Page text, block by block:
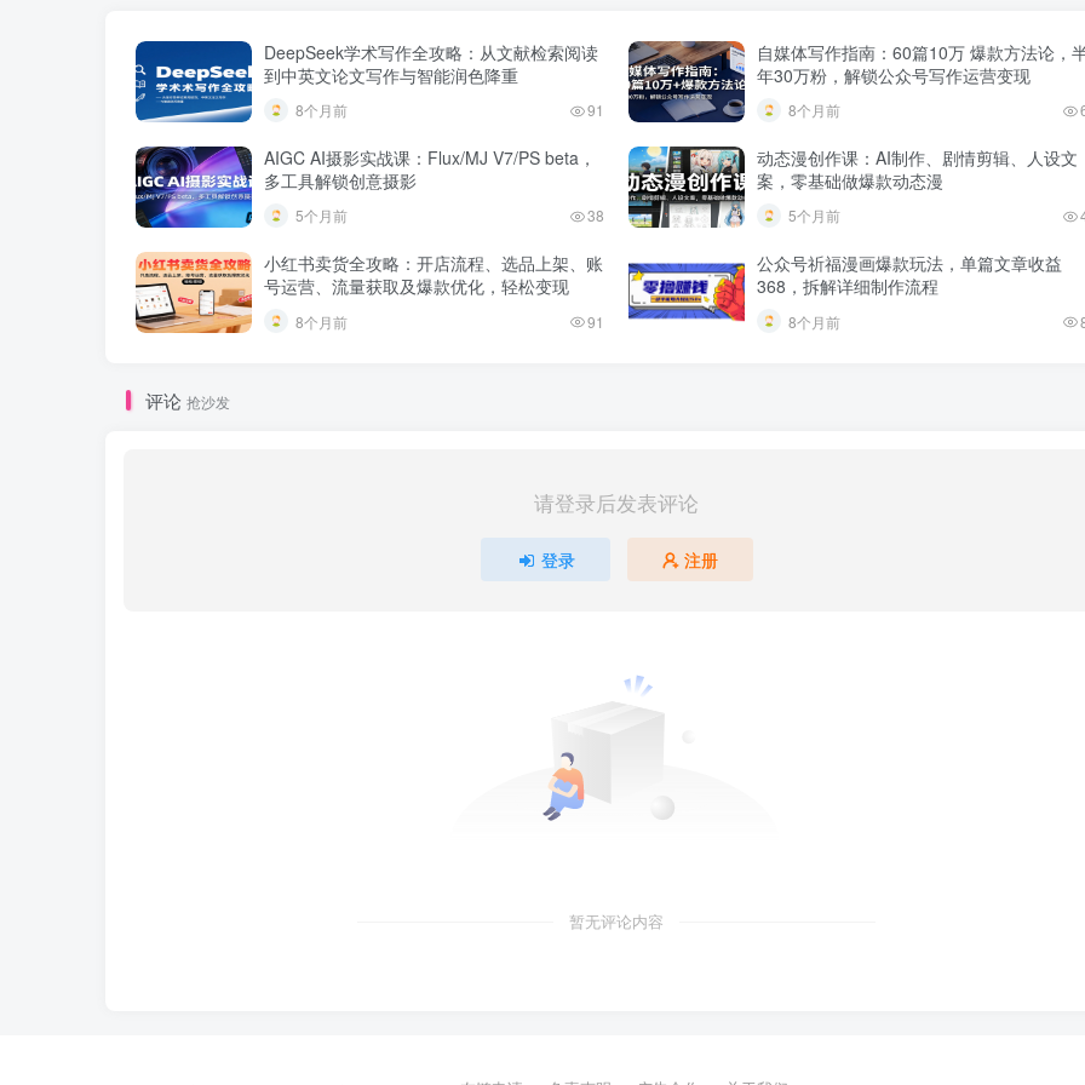
DeepSeek学术写作全攻略：从文献检索阅读
到中英文论文写作与智能润色降重
8个月前 91
自媒体写作指南：60篇10万 爆款方法论，
年30万粉，解锁公众号写作运营变现
8个月前
AIGC AI摄影实战课：Flux/MJ V7/PS beta，
多工具解锁创意摄影
5个月前 38
动态漫创作课：AI制作、剧情剪辑、人设文
案，零基础做爆款动态漫
5个月前
小红书卖货全攻略：开店流程、选品上架、账
号运营、流量获取及爆款优化，轻松变现
8个月前 91
公众号祈福漫画爆款玩法，单篇文章收益
368，拆解详细制作流程
8个月前
评论 抢沙发
请登录后发表评论
登录 注册
暂无评论内容